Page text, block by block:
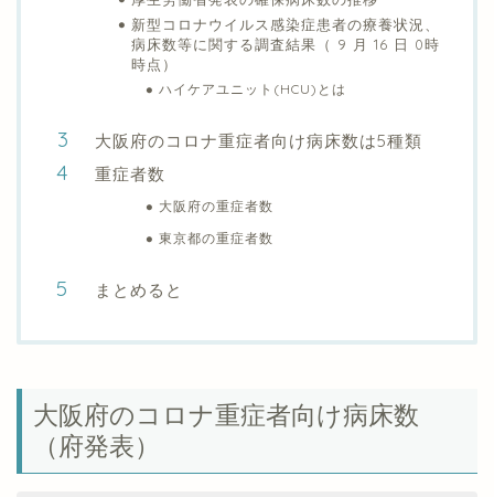
新型コロナウイルス感染症患者の療養状況、
病床数等に関する調査結果（ 9 月 16 日 0時
時点）
ハイケアユニット(HCU)とは
大阪府のコロナ重症者向け病床数は5種類
重症者数
大阪府の重症者数
東京都の重症者数
まとめると
大阪府のコロナ重症者向け病床数
（府発表）